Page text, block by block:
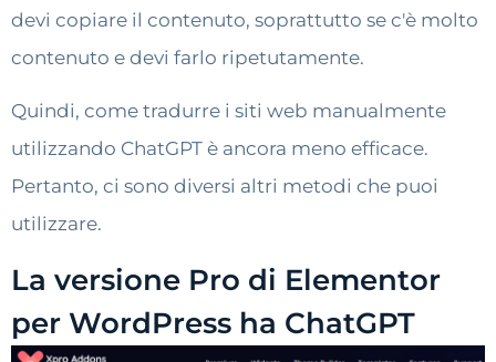
devi copiare il contenuto, soprattutto se c'è molto
contenuto e devi farlo ripetutamente.
Quindi, come tradurre i siti web manualmente
utilizzando ChatGPT è ancora meno efficace.
Pertanto, ci sono diversi altri metodi che puoi
utilizzare.
La versione Pro di Elementor
per WordPress ha ChatGPT